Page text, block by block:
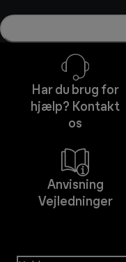
Har du brug for
hjælp? Kontakt
os
Anvisning
Vejledninger